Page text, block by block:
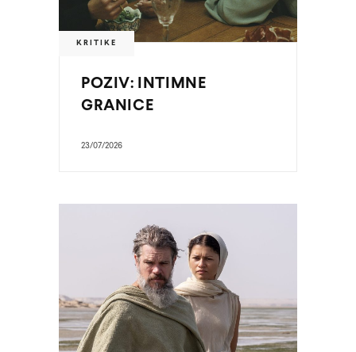
KRITIKE
POZIV: INTIMNE
GRANICE
23/07/2026